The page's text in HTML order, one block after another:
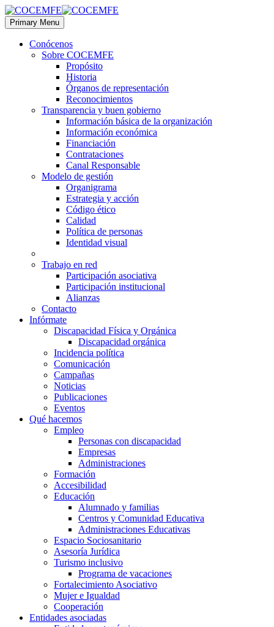
Primary Menu
Conócenos
Sobre COCEMFE
Propósito
Historia
Órganos de representación
Reconocimientos
Transparencia y buen gobierno
Información básica de la organización
Información económica
Financiación
Contrataciones
Canal Responsable
Modelo de gestión
Organigrama
Estrategia y acción
Código ético
Calidad
Política de personas
Identidad visual
Trabajo en red
Participación asociativa
Participación institucional
Alianzas
Contacto
Infórmate
Discapacidad Física y Orgánica
Discapacidad orgánica
Incidencia política
Comunicación
Campañas
Noticias
Publicaciones
Eventos
Qué hacemos
Empleo
Personas con discapacidad
Empresas
Administraciones
Formación
Accesibilidad
Educación
Alumnado y familias
Centros y Comunidad Educativa
Administraciones Educativas
Espacio Sociosanitario
Asesoría Jurídica
Turismo inclusivo
Programa de vacaciones
Fortalecimiento Asociativo
Mujer e Igualdad
Cooperación
Entidades asociadas